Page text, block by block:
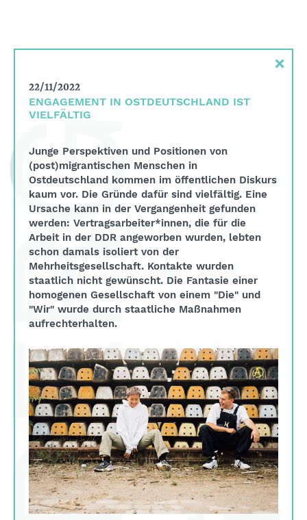
×
22/11/2022
ENGAGEMENT IN OSTDEUTSCHLAND IST
VIELFÄLTIG
Junge Perspektiven und Positionen von
(post)migrantischen Menschen in
Ostdeutschland kommen im öffentlichen Diskurs
kaum vor. Die Gründe dafür sind vielfältig. Eine
Ursache kann in der Vergangenheit gefunden
werden: Vertragsarbeiter*innen, die für die
Arbeit in der DDR angeworben wurden, lebten
schon damals isoliert von der
Mehrheitsgesellschaft. Kontakte wurden
staatlich nicht gewünscht. Die Fantasie einer
homogenen Gesellschaft von einem "Die" und
"Wir" wurde durch staatliche Maßnahmen
aufrechterhalten.
Deutsch